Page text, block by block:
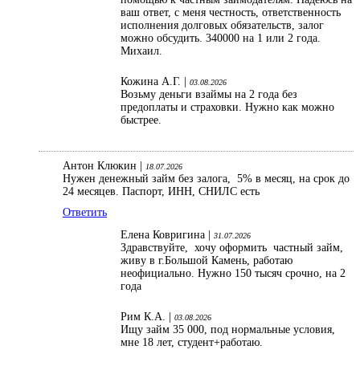
ваш ответ, с меня честность, ответственность
исполнения долговых обязательств, залог
можно обсудить. 340000 на 1 или 2 года.
Михаил.
Кожина А.Г. | 03.08.2026
Возьму деньги взаймы на 2 года без
предоплаты и страховки. Нужно как можно
быстрее.
Антон Клюкин | 18.07.2026
Нужен денежный займ без залога, 5% в месяц, на срок до
24 месяцев. Паспорт, ИНН, СНИЛС есть
Ответить
Елена Ковригина |
31.07.2026
Здравствуйте, хочу оформить частный займ,
живу в г.Большой Камень, работаю
неофициально. Нужно 150 тысяч срочно, на 2
года
Рим К.А. | 03.08.2026
Ищу займ 35 000, под нормальные условия,
мне 18 лет, студент+работаю.